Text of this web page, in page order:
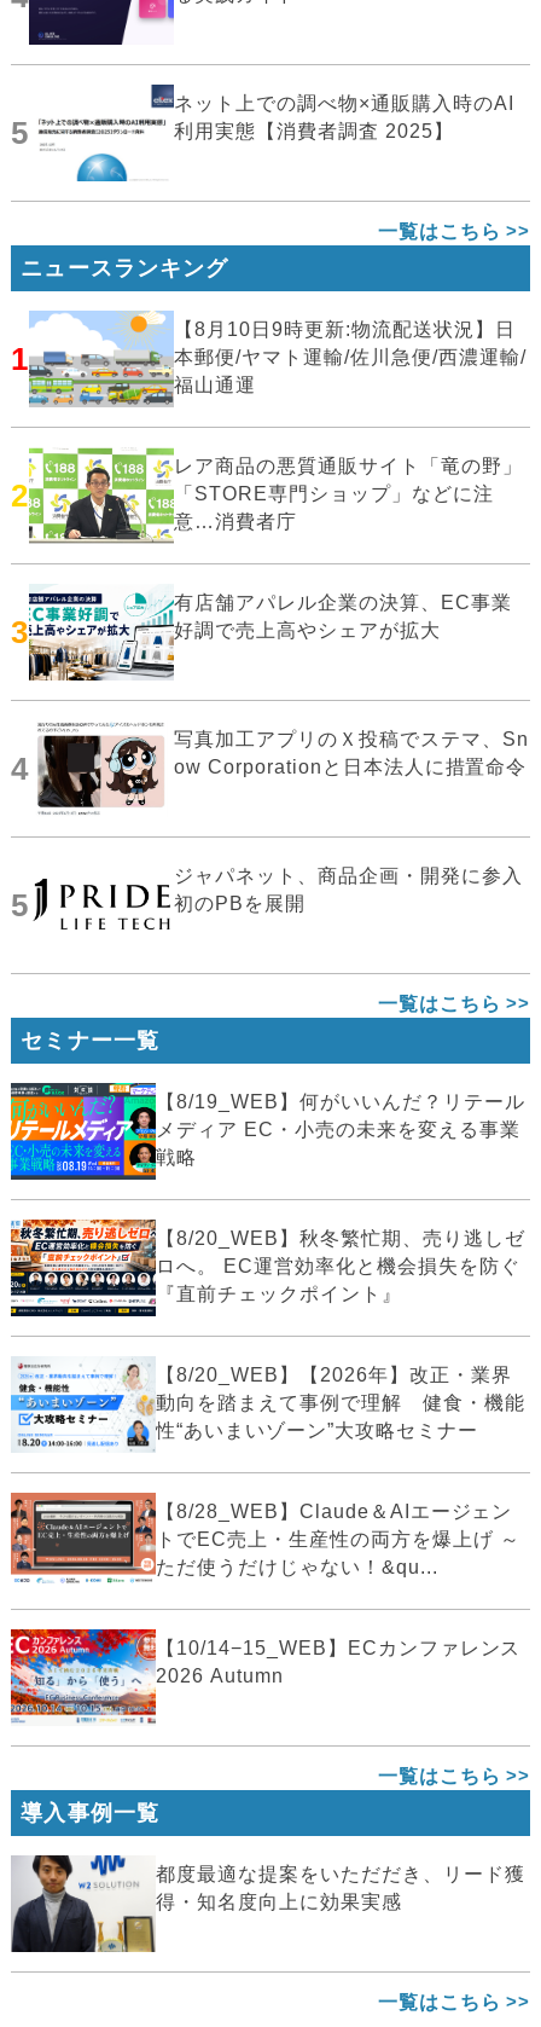
5
ネット上での調べ物×通販購入時のAI
利用実態【消費者調査 2025】
一覧はこちら
ニュースランキング
1
【8月10日9時更新:物流配送状況】日
本郵便/ヤマト運輸/佐川急便/西濃運輸/
福山通運
2
レア商品の悪質通販サイト「竜の野」
「STORE専門ショップ」などに注
意…消費者庁
3
有店舗アパレル企業の決算、EC事業
好調で売上高やシェアが拡大
4
写真加工アプリのＸ投稿でステマ、Sn
ow Corporationと日本法人に措置命令
5
ジャパネット、商品企画・開発に参入
初のPBを展開
一覧はこちら
セミナー一覧
【8/19_WEB】何がいいんだ？リテール
メディア EC・小売の未来を変える事業
戦略
【8/20_WEB】秋冬繁忙期、売り逃しゼ
ロへ。 EC運営効率化と機会損失を防ぐ
『直前チェックポイント』
【8/20_WEB】【2026年】改正・業界
動向を踏まえて事例で理解 健食・機能
性“あいまいゾーン”大攻略セミナー
【8/28_WEB】Claude＆AIエージェン
トでEC売上・生産性の両方を爆上げ ～
ただ使うだけじゃない！&qu...
【10/14−15_WEB】ECカンファレンス
2026 Autumn
一覧はこちら
導入事例一覧
都度最適な提案をいただだき、リード獲
得・知名度向上に効果実感
一覧はこちら